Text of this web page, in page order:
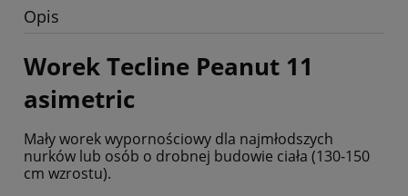
Opis
Worek Tecline Peanut 11
asimetric
Mały worek wypornościowy dla najmłodszych
nurków lub osób o drobnej budowie ciała (130-150
cm wzrostu).